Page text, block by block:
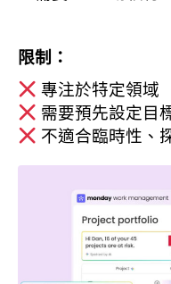
限制：
專注於特定領域
需要預先設定目
不適合臨時性、